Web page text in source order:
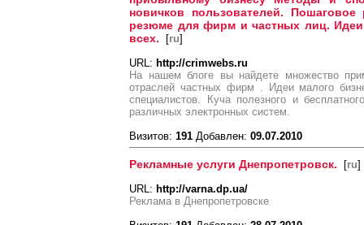
новичков пользователей.
резюме для фирм и частных лиц. Идеи
всех. [ru]
URL: http://crimwebs.ru
На нашем блоге вы найдете множество
отраслей частных фирм . Идеи малого
специалистов. Куча полезного и
различных электронных систем.
Визитов: 191 Добавлен: 09.07.2010
Рекламные услуги Днепропетровск. [ru]
URL: http://varna.dp.ua/
Реклама в Днепропетровске